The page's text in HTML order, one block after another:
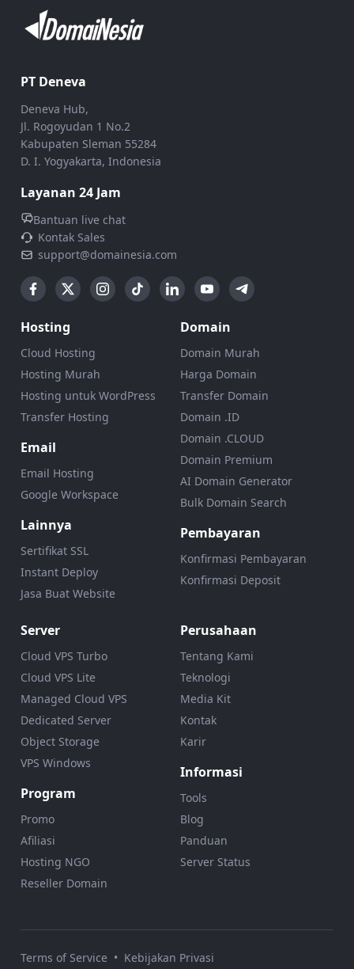
PT Deneva
Deneva Hub,
Jl. Rogoyudan 1 No.2
Kabupaten Sleman 55284
D. I. Yogyakarta, Indonesia
Layanan 24 Jam
Bantuan live chat
Kontak Sales
support@domainesia.com
Hosting
Cloud Hosting
Hosting Murah
Hosting untuk WordPress
Transfer Hosting
Email
Email Hosting
Google Workspace
Lainnya
Sertifikat SSL
Instant Deploy
Jasa Buat Website
Domain
Domain Murah
Harga Domain
Transfer Domain
Domain .ID
Domain .CLOUD
Domain Premium
AI Domain Generator
Bulk Domain Search
Pembayaran
Konfirmasi Pembayaran
Konfirmasi Deposit
Server
Cloud VPS Turbo
Cloud VPS Lite
Managed Cloud VPS
Dedicated Server
Object Storage
VPS Windows
Program
Promo
Afiliasi
Hosting NGO
Reseller Domain
Perusahaan
Tentang Kami
Teknologi
Media Kit
Kontak
Karir
Informasi
Tools
Blog
Panduan
Server Status
Terms of Service • Kebijakan Privasi